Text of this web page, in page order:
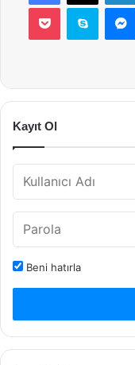
Pocket Skype
Kayıt Ol
Beni hatırla